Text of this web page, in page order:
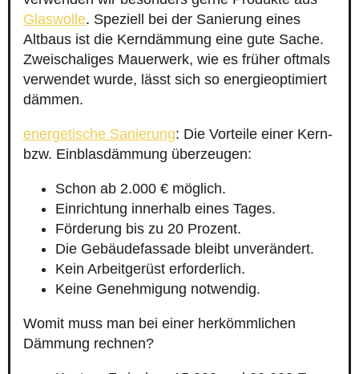
Glaswolle. Speziell bei der Sanierung eines
Altbaus ist die Kerndämmung eine gute Sache.
Zweischaliges Mauerwerk, wie es früher oftmals
verwendet wurde, lässt sich so energieoptimiert
dämmen.
energetische Sanierung: Die Vorteile einer Kern-
bzw. Einblasdämmung überzeugen:
Schon ab 2.000 € möglich.
Einrichtung innerhalb eines Tages.
Förderung bis zu 20 Prozent.
Die Gebäudefassade bleibt unverändert.
Kein Arbeitgerüst erforderlich.
Keine Genehmigung notwendig.
Womit muss man bei einer herkömmlichen
Dämmung rechnen?